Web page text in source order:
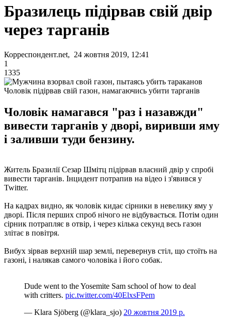
Бразилець підірвав свій двір
через тарганів
Корреспондент.net, 24 жовтня 2019, 12:41
1
1335
Чоловік підірвав свій газон, намагаючись убити тарганів
Чоловік намагався "раз і назавжди"
вивести тарганів у дворі, виривши яму
і заливши туди бензину.
Житель Бразилії Сезар Шмітц підірвав власний двір у спробі
вивести тарганів. Інцидент потрапив на відео і з'явився у
Twitter.
На кадрах видно, як чоловік кидає сірники в невелику яму у
дворі. Після перших спроб нічого не відбувається. Потім один
сірник потрапляє в отвір, і через кілька секунд весь газон
злітає в повітря.
Вибух зірвав верхній шар землі, перевернув стіл, що стоїть на
газоні, і налякав самого чоловіка і його собак.
Dude went to the Yosemite Sam school of how to deal
with critters. pic.twitter.com/40ElxsFPem
— Klara Sjöberg (@klara_sjo) 20 жовтня 2019 р.